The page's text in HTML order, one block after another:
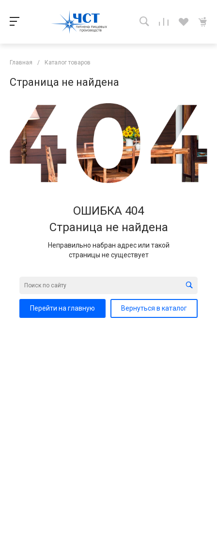
Главная / Каталог товаров
Страница не найдена
ОШИБКА 404
Страница не найдена
Неправильно набран адрес или такой
страницы не существует
Перейти на главную Вернуться в каталог